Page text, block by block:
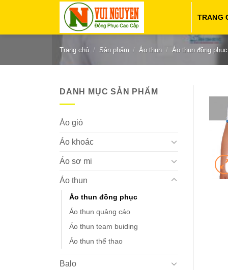
TRANG
Trang chủ / Sản phẩm / Áo thun / Áo thun đồng phục
DANH MỤC SẢN PHẨM
Áo gió
Áo khoác
Áo sơ mi
Áo thun
Áo thun đồng phục
Áo thun quảng cáo
Áo thun team buiding
Áo thun thể thao
Balo